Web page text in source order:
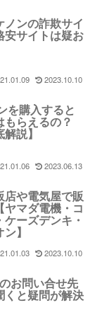
ノンの詐欺サイ
安サイトは疑お
2023.10.10
を購入すると
らえるの？
解説】
2023.06.13
店や電気屋で販
マダ電機・コ
ーズデンキ・
】
2023.10.10
お問い合せ先
くと疑問が解決